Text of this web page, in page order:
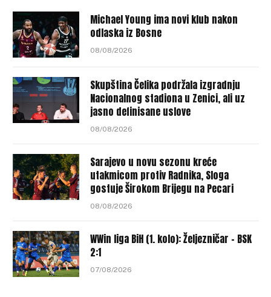
Michael Young ima novi klub nakon
odlaska iz Bosne
08/08/2026
Skupština Čelika podržala izgradnju
Nacionalnog stadiona u Zenici, ali uz
jasno definisane uslove
08/08/2026
Sarajevo u novu sezonu kreće
utakmicom protiv Radnika, Sloga
gostuje Širokom Brijegu na Pecari
08/08/2026
WWin liga BiH (1. kolo): Željezničar – BSK
2:1
07/08/2026